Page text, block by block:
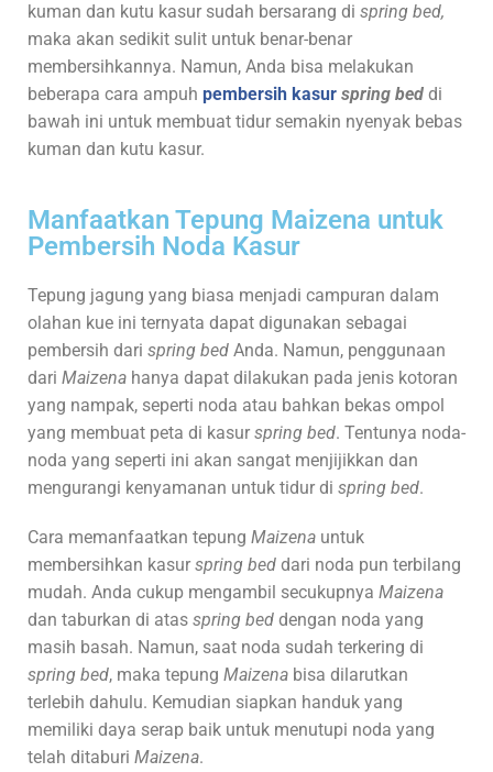
kuman dan kutu kasur sudah bersarang di spring bed,
maka akan sedikit sulit untuk benar-benar
membersihkannya. Namun, Anda bisa melakukan
beberapa cara ampuh pembersih kasur spring bed di
bawah ini untuk membuat tidur semakin nyenyak bebas
kuman dan kutu kasur.
Manfaatkan Tepung Maizena untuk
Pembersih Noda Kasur
Tepung jagung yang biasa menjadi campuran dalam
olahan kue ini ternyata dapat digunakan sebagai
pembersih dari spring bed Anda. Namun, penggunaan
dari Maizena hanya dapat dilakukan pada jenis kotoran
yang nampak, seperti noda atau bahkan bekas ompol
yang membuat peta di kasur spring bed. Tentunya noda-
noda yang seperti ini akan sangat menjijikkan dan
mengurangi kenyamanan untuk tidur di spring bed.
Cara memanfaatkan tepung Maizena untuk
membersihkan kasur spring bed dari noda pun terbilang
mudah. Anda cukup mengambil secukupnya Maizena
dan taburkan di atas spring bed dengan noda yang
masih basah. Namun, saat noda sudah terkering di
spring bed, maka tepung Maizena bisa dilarutkan
terlebih dahulu. Kemudian siapkan handuk yang
memiliki daya serap baik untuk menutupi noda yang
telah ditaburi Maizena.